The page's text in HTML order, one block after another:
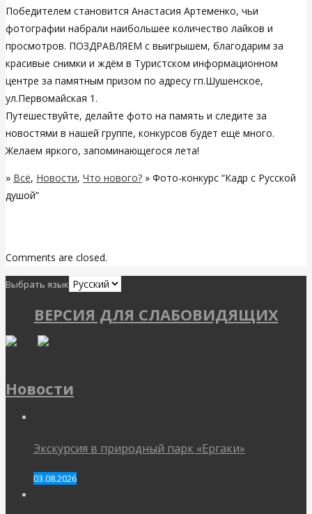
Победителем становится Анастасия Артеменко, чьи
фотографии набрали наибольшее количество лайков и
просмотров. ПОЗДРАВЛЯЕМ с выигрышем, благодарим за
красивые снимки и ждём в Туристском информационном
центре за памятным призом по адресу гп.Шушенское,
ул.Первомайская 1.
Путешествуйте, делайте фото на память и следите за
новостями в нашей группе, конкурсов будет ещё много.
Желаем яркого, запоминающегося лета!
» Всё, Новости, Что нового? » Фото-конкурс “Кадр с Русской
душой”
Comments are closed.
Выбрать язык
ВЕРСИЯ ДЛЯ СЛАБОВИДЯЩИХ
Новости
Экскурсия в природный парк «Ергаки»
03.08.2026